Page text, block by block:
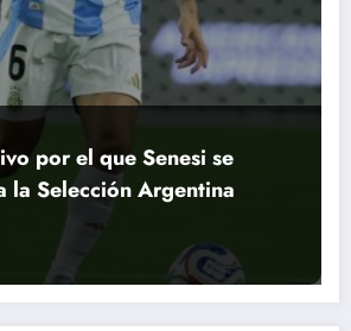
por el que Senesi se
la Selección Argentina